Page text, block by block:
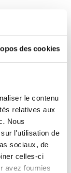
des cookies
le contenu
relatives aux
Nous
l'utilisation de
sociaux, de
celles-ci
avez fournies